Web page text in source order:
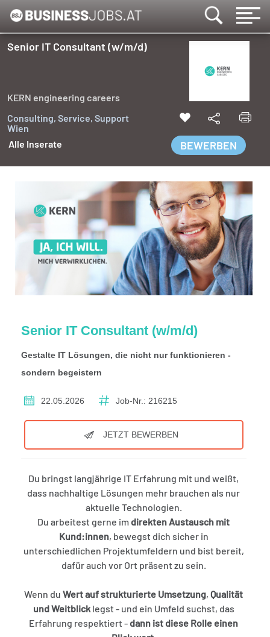
Senior IT Consultant (w/m/d)
KERN engineering careers
Consulting, Service, Support
Wien
Alle Inserate
BEWERBEN
Senior IT Consultant (w/m/d)
Gestalte IT Lösungen, die nicht nur funktionieren -
sondern begeistern
22.05.2026 Job-Nr.: 216215
JETZT BEWERBEN
Du bringst langjährige IT Erfahrung mit und weißt,
dass nachhaltige Lösungen mehr brauchen als nur
aktuelle Technologien.
Du arbeitest gerne im direkten Austausch mit
Kund:innen, bewegst dich sicher in
unterschiedlichen Projektumfeldern und bist bereit,
dafür auch vor Ort präsent zu sein.
Wenn duWert auf strukturierte Umsetzung,Qualität
und Weitblick legst - und ein Umfeld suchst, das
Erfahrung respektiert - dann ist diese Rolle einen